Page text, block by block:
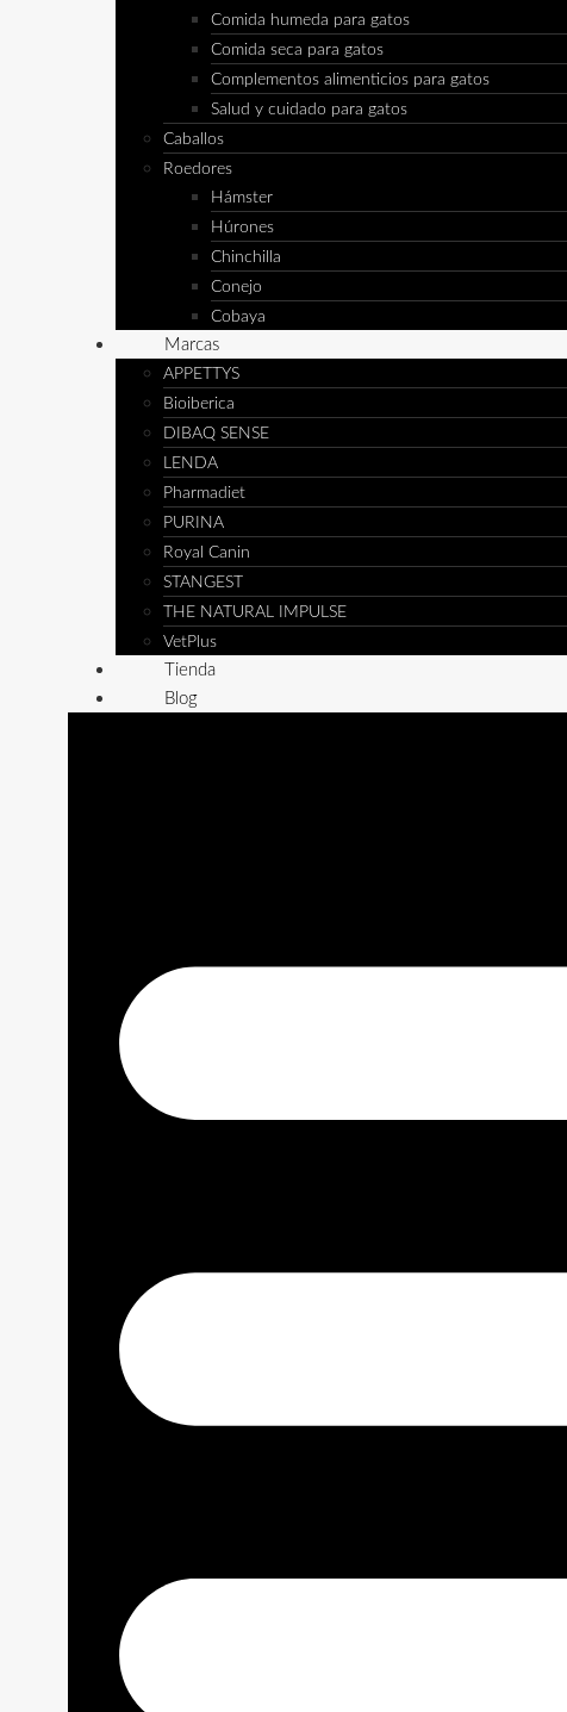
Comida humeda para gatos
Comida seca para gatos
Complementos alimenticios para gatos
Salud y cuidado para gatos
Caballos
Roedores
Hámster
Húrones
Chinchilla
Conejo
Cobaya
Marcas
APPETTYS
Bioiberica
DIBAQ SENSE
LENDA
Pharmadiet
PURINA
Royal Canin
STANGEST
THE NATURAL IMPULSE
VetPlus
Tienda
Blog